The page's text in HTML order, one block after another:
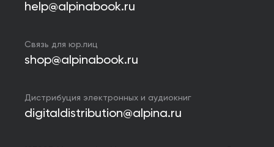
help@alpinabook.ru
Связь для юр.лиц
shop@alpinabook.ru
Дистрибуция электронных и аудиокниг
digitaldistribution@alpina.ru